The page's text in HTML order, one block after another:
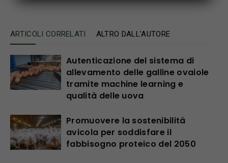
ARTICOLI CORRELATI ALTRO DALL'AUTORE
Autenticazione del sistema di
allevamento delle galline ovaiole
tramite machine learning e
qualità delle uova
Promuovere la sostenibilità
avicola per soddisfare il
fabbisogno proteico del 2050